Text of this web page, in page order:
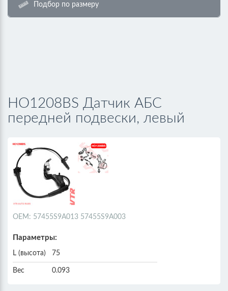
Подбор по размеру
HO1208BS Датчик АБС
передней подвески, левый
ОЕМ: 57455S9A013 57455S9A003
Параметры:
L (высота) 75
Вес 0.093